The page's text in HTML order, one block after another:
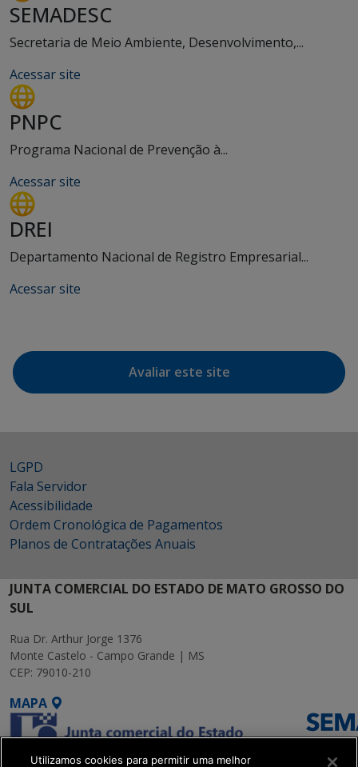
SEMADESC
Secretaria de Meio Ambiente, Desenvolvimento,...
Acessar site
PNPC
Programa Nacional de Prevenção à...
Acessar site
DREI
Departamento Nacional de Registro Empresarial...
Acessar site
Avaliar este site
LGPD
Fala Servidor
Acessibilidade
Ordem Cronológica de Pagamentos
Planos de Contratações Anuais
JUNTA COMERCIAL DO ESTADO DE MATO GROSSO DO
SUL
Rua Dr. Arthur Jorge 1376
Monte Castelo - Campo Grande | MS
CEP: 79010-210
MAPA
Utilizamos cookies para permitir uma melhor